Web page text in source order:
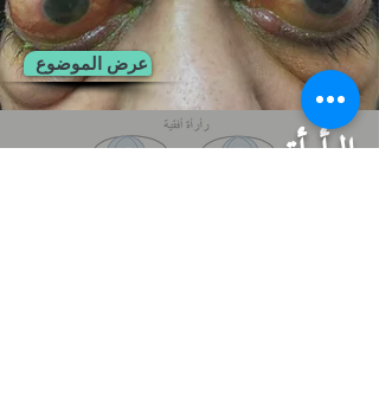
عرض الموضوع
الرأرأة